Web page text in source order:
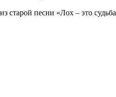
старой песни «Лох – это